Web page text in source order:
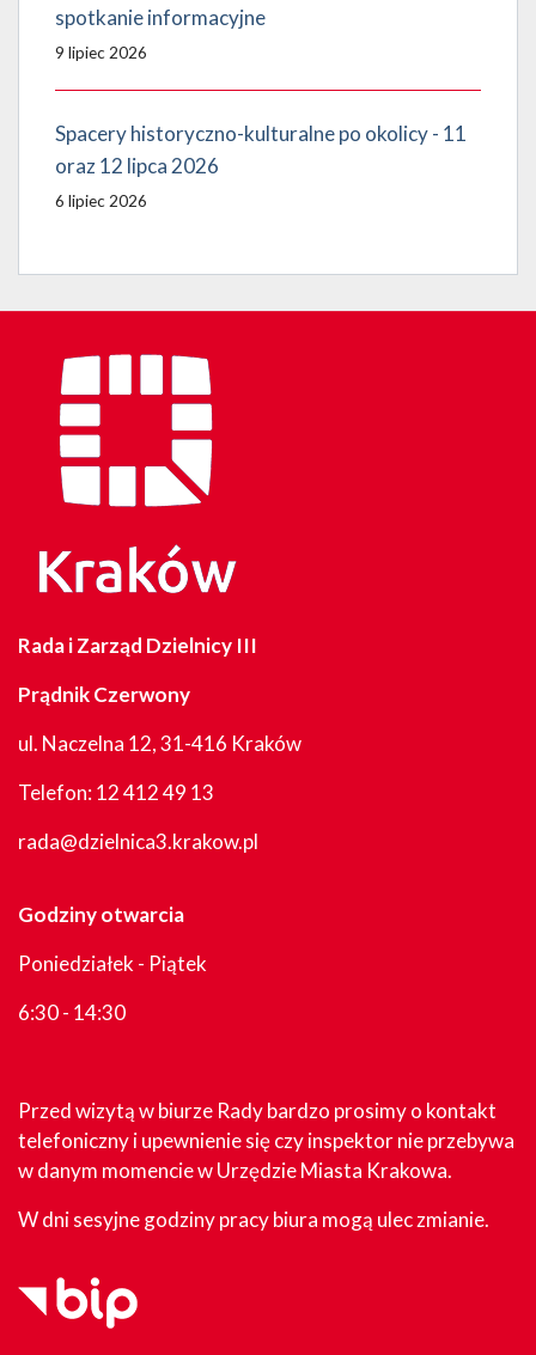
spotkanie informacyjne
9 lipiec 2026
Spacery historyczno-kulturalne po okolicy - 11
oraz 12 lipca 2026
6 lipiec 2026
Rada i Zarząd Dzielnicy III
Prądnik Czerwony
ul. Naczelna 12, 31-416 Kraków
Telefon:12 412 49 13
rada@dzielnica3.krakow.pl
Godziny otwarcia
Poniedziałek - Piątek
6:30 - 14:30
Przed wizytą w biurze Rady bardzo prosimy o kontakt
telefoniczny i upewnienie się czy inspektor nie przebywa
w danym momencie w Urzędzie Miasta Krakowa.
W dni sesyjne godziny pracy biura mogą ulec zmianie.